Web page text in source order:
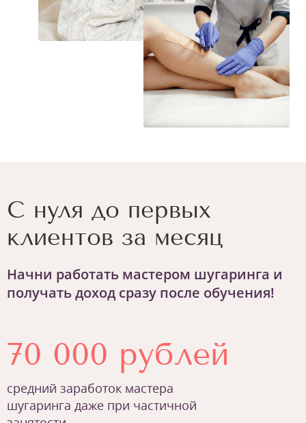
С нуля до первых
клиентов за месяц
Начни работать мастером шугаринга и
получать доход сразу после обучения!
70 000 рублей
средний заработок мастера
шугаринга даже при частичной